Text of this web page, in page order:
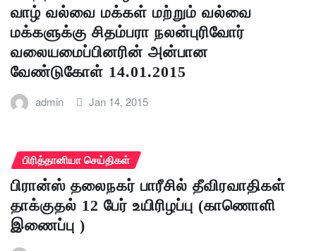
வாழ் வல்வை மக்கள் மற்றும் வல்வை
மக்களுக்கு சிதம்பரா நலன்புரிவோர்
வலையமைப்பினரின் அன்பான
வேண்டுகோள் 14.01.2015
admin Jan 14, 2015
பிரித்தானியா செய்திகள்
பிரான்ஸ் தலைநகர் பாரீசில் தீவிரவாதிகள்
தாக்குதல் 12 பேர் உயிரிழப்பு (காணொளி
இணைப்பு )